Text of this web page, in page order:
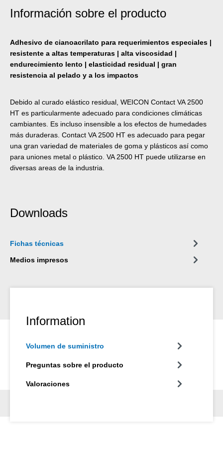
Información sobre el producto
Adhesivo de cianoacrilato para requerimientos especiales |
resistente a altas temperaturas | alta viscosidad |
endurecimiento lento | elasticidad residual | gran
resistencia al pelado y a los impactos
Debido al curado elástico residual, WEICON Contact VA 2500
HT es particularmente adecuado para condiciones climáticas
cambiantes. Es incluso insensible a los efectos de humedades
más duraderas. Contact VA 2500 HT es adecuado para pegar
una gran variedad de materiales de goma y plásticos así como
para uniones metal o plástico. VA 2500 HT puede utilizarse en
diversas areas de la industria.
Downloads
Fichas técnicas
Medios impresos
Information
Volumen de suministro
Preguntas sobre el producto
Valoraciones